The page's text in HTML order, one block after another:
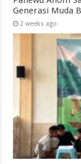
Generasi Muda
2 weeks ago